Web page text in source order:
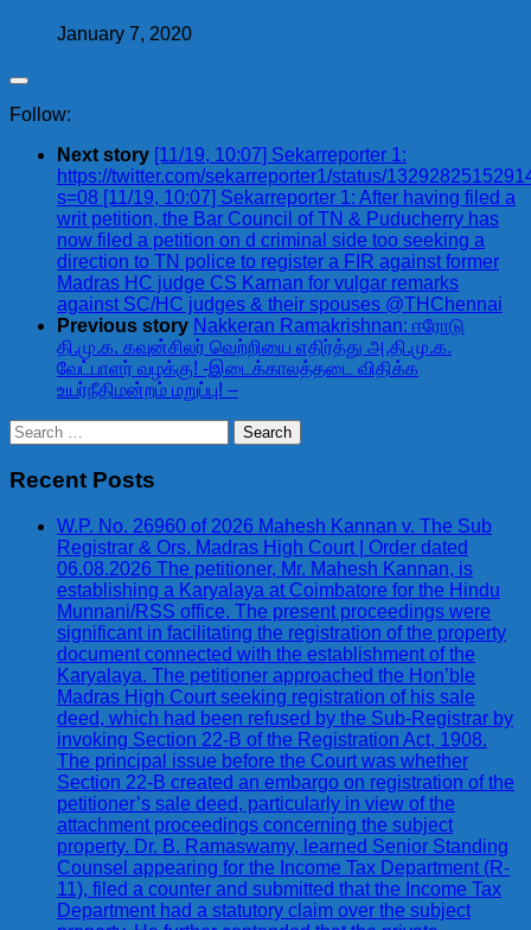
January 7, 2020
Follow:
Next story [11/19, 10:07] Sekarreporter 1:
https://twitter.com/sekarreporter1/status/
s=08 [11/19, 10:07] Sekarreporter 1: After having filed a
writ petition, the Bar Council of TN & Puducherry has
now filed a petition on d criminal side too seeking a
direction to TN police to register a FIR against former
Madras HC judge CS Karnan for vulgar remarks
against SC/HC judges & their spouses @THChennai
Previous story Nakkeran Ramakrishnan: ஈரோடு
தி.மு.க. கவுன்சிலர் வெற்றியை எதிர்த்து அ.தி.மு.க.
வேட்பாளர் வழக்கு! -இடைக்காலத்தடை விதிக்க
உயர்நீதிமன்றம் மறுப்பு! –
Search
for:
Recent Posts
W.P. No. 26960 of 2026 Mahesh Kannan v. The Sub
Registrar & Ors. Madras High Court | Order dated
06.08.2026 The petitioner, Mr. Mahesh Kannan, is
establishing a Karyalaya at Coimbatore for the Hindu
Munnani/RSS office. The present proceedings were
significant in facilitating the registration of the property
document connected with the establishment of the
Karyalaya. The petitioner approached the Hon’ble
Madras High Court seeking registration of his sale
deed, which had been refused by the Sub-Registrar by
invoking Section 22-B of the Registration Act, 1908.
The principal issue before the Court was whether
Section 22-B created an embargo on registration of the
petitioner’s sale deed, particularly in view of the
attachment proceedings concerning the subject
property. Dr. B. Ramaswamy, learned Senior Standing
Counsel appearing for the Income Tax Department (R-
11), filed a counter and submitted that the Income Tax
Department had a statutory claim over the subject